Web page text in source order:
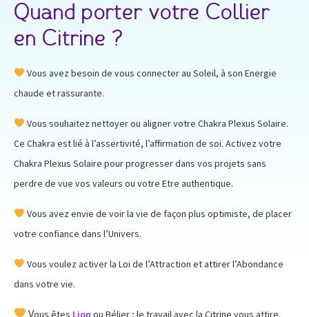
Quand porter votre Collier
en Citrine ?
Vous avez besoin de vous connecter au Soleil, à son Energie
chaude et rassurante.
Vous souhaitez nettoyer ou aligner votre Chakra Plexus Solaire.
Ce Chakra est lié à l’assertivité, l’affirmation de soi. Activez votre
Chakra Plexus Solaire pour progresser dans vos projets sans
perdre de vue vos valeurs ou votre Etre authentique.
Vous avez envie de voir la vie de façon plus optimiste, de placer
votre confiance dans l’Univers.
Vous voulez activer la Loi de l’Attraction et attirer l’Abondance
dans votre vie.
Vous êtes Lion ou Bélier ; le travail avec la Citrine vous attire.